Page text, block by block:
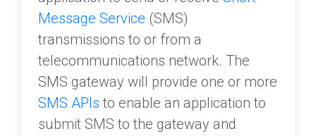
Message Service (SMS)
transmissions to or from a
telecommunications network. The
SMS gateway will provide one or more
SMS APIs to enable an application to
submit SMS to the gateway and